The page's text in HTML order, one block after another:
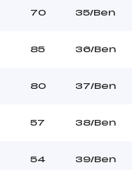
70 35/Ben
85 36/Ben
80 37/Ben
57 38/Ben
54 39/Ben